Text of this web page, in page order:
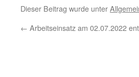
Dieser Beitrag wurde unter
← Arbeitseinsatz am 02.07.2022